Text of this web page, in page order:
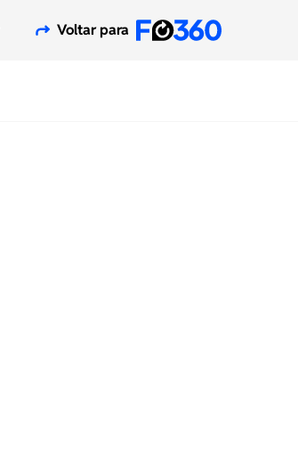
Voltar para